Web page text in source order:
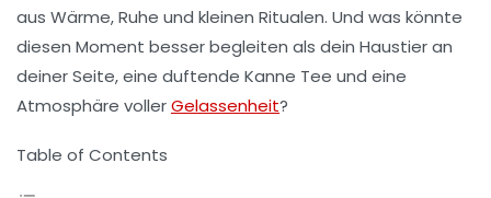
aus Wärme,Ruhe und kleinen Ritualen. Und was könnte
diesen Moment besser begleiten als dein Haustier an
deiner Seite, eine duftende Kanne Tee und eine
Atmosphäre vollerGelassenheit?
Table of Contents